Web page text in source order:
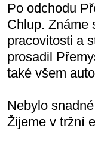
Po odchodu
Chlup. Známe
pracovitosti a
prosadil
také všem
Nebylo
Žijeme v tržní